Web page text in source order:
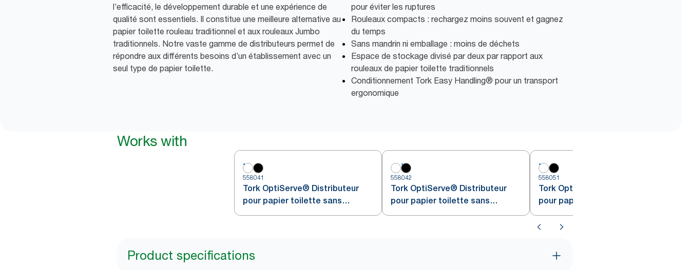
l’efficacité, le développement durable et une expérience de
qualité sont essentiels. Il constitue une meilleure alternative au
papier toilette rouleau traditionnel et aux rouleaux Jumbo
traditionnels. Notre vaste gamme de distributeurs permet de
répondre aux différents besoins d’un établissement avec un
seul type de papier toilette.
pour éviter les ruptures
Rouleaux compacts : rechargez moins souvent et gagnez
du temps
Sans mandrin ni emballage : moins de déchets
Espace de stockage divisé par deux par rapport aux
rouleaux de papier toilette traditionnels
Conditionnement Tork Easy Handling® pour un transport
ergonomique
Works with
558041
Tork OptiServe® Distributeur
pour papier toilette sans
mandrin 2 rouleaux
558042
Tork OptiServe® Distributeur
pour papier toilette sans
mandrin 2 rouleaux
558051
Tork OptiServe® Distributeur
pour papier toilette sans
mandrin 4 rouleaux
Product specifications